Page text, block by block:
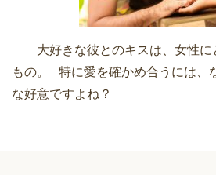
大好きな彼とのキスは、女性に
もの。 特に愛を確かめ合うには、
な好意ですよね？